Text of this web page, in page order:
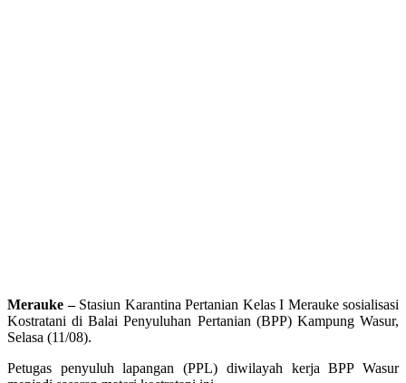
Merauke –Stasiun Karantina Pertanian Kelas I Merauke sosialisasi
Kostratani di Balai Penyuluhan Pertanian (BPP) Kampung Wasur,
Selasa (11/08).
Petugas penyuluh lapangan (PPL) diwilayah kerja BPP Wasur